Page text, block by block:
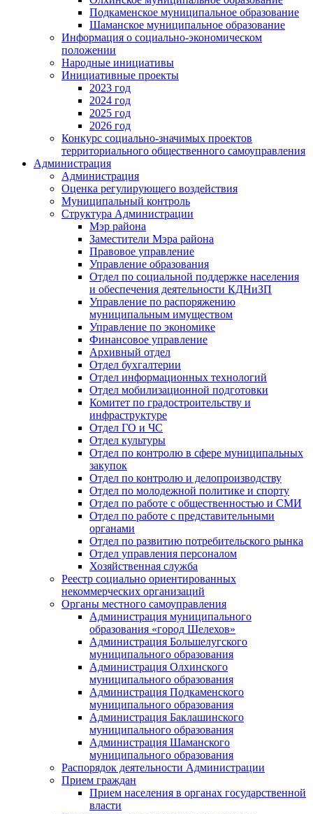
Подкаменское муниципальное образование
Шаманское муниципальное образование
Информация о социально-экономическом
положении
Народные инициативы
Инициативные проекты
2023 год
2024 год
2025 год
2026 год
Конкурс социально-значимых проектов
территориального общественного самоуправления
Администрация
Администрация
Оценка регулирующего воздействия
Муниципальный контроль
Структура Администрации
Мэр района
Заместители Мэра района
Правовое управление
Управление образования
Отдел по социальной поддержке населения
и обеспечения деятельности КДНиЗП
Управление по распоряжению
муниципальным имуществом
Управление по экономике
Финансовое управление
Архивный отдел
Отдел бухгалтерии
Отдел информационных технологий
Отдел мобилизационной подготовки
Комитет по градостроительству и
инфраструктуре
Отдел ГО и ЧС
Отдел культуры
Отдел по контролю в сфере муниципальных
закупок
Отдел по контролю и делопроизводству
Отдел по молодежной политике и спорту
Отдел по работе с общественностью и СМИ
Отдел по работе с представительными
органами
Отдел по развитию потребительского рынка
Отдел управления персоналом
Хозяйственная служба
Реестр социально ориентированных
некоммерческих организаций
Органы местного самоуправления
Администрация муниципального
образования «город Шелехов»
Администрация Большелугского
муниципального образования
Администрация Олхинского
муниципального образования
Администрация Подкаменского
муниципального образования
Администрация Баклашинского
муниципального образования
Администрация Шаманского
муниципального образования
Распорядок деятельности Администрации
Прием граждан
Прием населения в органах государственной
власти